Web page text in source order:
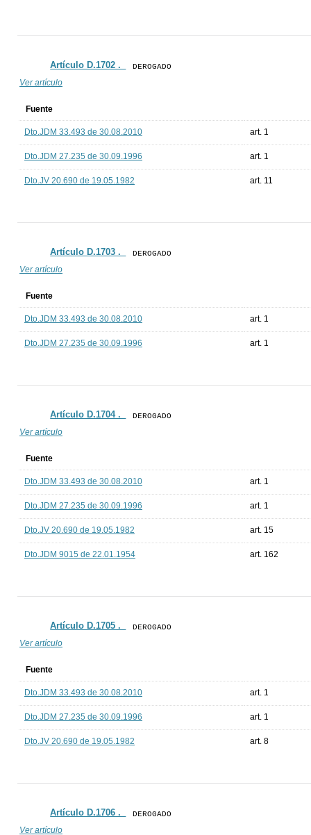
Artículo D.1702 ._ DEROGADO
Ver artículo
Fuente
Dto.JDM 33.493 de 30.08.2010 art. 1
Dto.JDM 27.235 de 30.09.1996 art. 1
Dto.JV 20.690 de 19.05.1982 art. 11
Artículo D.1703 ._ DEROGADO
Ver artículo
Fuente
Dto.JDM 33.493 de 30.08.2010 art. 1
Dto.JDM 27.235 de 30.09.1996 art. 1
Artículo D.1704 ._ DEROGADO
Ver artículo
Fuente
Dto.JDM 33.493 de 30.08.2010 art. 1
Dto.JDM 27.235 de 30.09.1996 art. 1
Dto.JV 20.690 de 19.05.1982 art. 15
Dto.JDM 9015 de 22.01.1954 art. 162
Artículo D.1705 ._ DEROGADO
Ver artículo
Fuente
Dto.JDM 33.493 de 30.08.2010 art. 1
Dto.JDM 27.235 de 30.09.1996 art. 1
Dto.JV 20.690 de 19.05.1982 art. 8
Artículo D.1706 ._ DEROGADO
Ver artículo